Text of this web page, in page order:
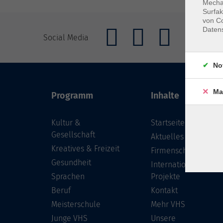
Social Media
Programm
Kultur &
Gesellschaft
Kreatives & Freizeit
Gesundheit
Sprachen
Beruf
Meisterschule
Junge VHS
Inhalte
Startseite
Aktuelles
Firmenschulungen
Internationale
Projekte
Kontakt
Mehr VHS
Unsere
von